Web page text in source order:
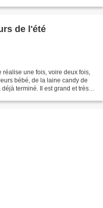
de l'été
une fois, voire deux fois,
bébé, de la laine candy de
terminé. Il est grand et très